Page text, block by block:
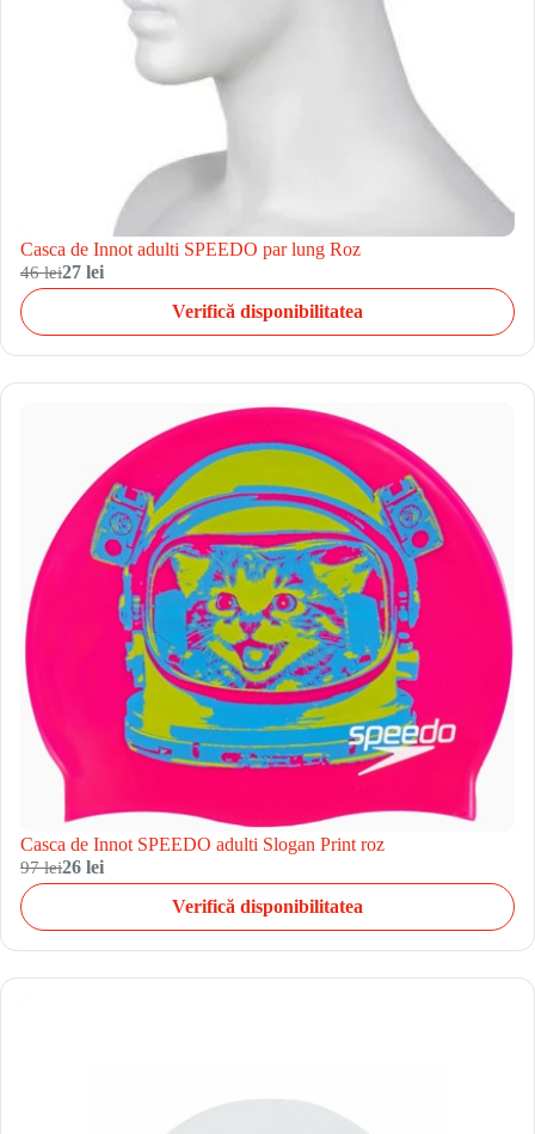
Casca de Innot adulti SPEEDO par lung Roz
46 lei27 lei
Verifică disponibilitatea
Casca de Innot SPEEDO adulti Slogan Print roz
97 lei26 lei
Verifică disponibilitatea